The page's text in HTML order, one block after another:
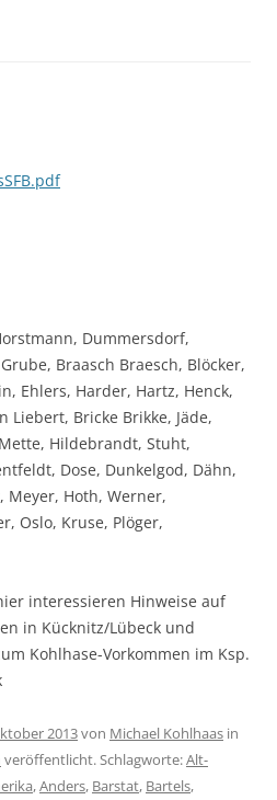
Dummersdorf,
Braasch Braesch, Blöcker,
Ehlers, Harder, Hartz, Henck,
Liebert, Bricke Brikke, Jäde,
Hildebrandt, Stuht,
Dose, Dunkelgod, Dähn,
Meyer, Hoth, Werner,
Oslo, Kruse, Plöger,
interessieren Hinweise auf
in Kücknitz/Lübeck und
Kohlhase-Vorkommen im Ksp.
2013von Michael Kohlhaas in
veröffentlicht. Schlagworte:Alt-
,Anders, Barstat, Bartels,